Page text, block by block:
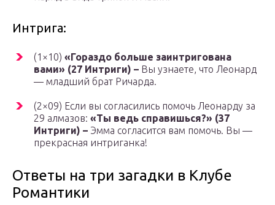
Интрига:
(1×10) «Гораздо больше заинтригована
вами» (27 Интриги) – Вы узнаете, что Леонард
— младший брат Ричарда.
(2×09) Если вы согласились помочь Леонарду за
29 алмазов: «Ты ведь справишься?» (37
Интриги) – Эмма согласится вам помочь. Вы —
прекрасная интриганка!
Ответы на три загадки в Клубе
Романтики